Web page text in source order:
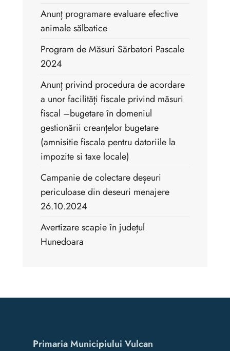
Anunț programare evaluare efective
animale sălbatice
Program de Măsuri Sărbatori Pascale
2024
Anunț privind procedura de acordare
a unor facilități fiscale privind măsuri
fiscal –bugetare în domeniul
gestionării creanțelor bugetare
(amnisitie fiscala pentru datoriile la
impozite si taxe locale)
Campanie de colectare deșeuri
periculoase din deseuri menajere
26.10.2024
Avertizare scapie în județul
Hunedoara
Primaria Municipiului Vulcan